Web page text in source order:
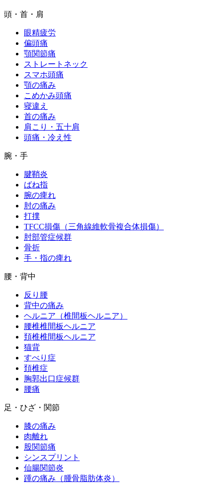
頭・首・肩
眼精疲労
偏頭痛
顎関節痛
ストレートネック
スマホ頭痛
顎の痛み
こめかみ頭痛
寝違え
首の痛み
肩こり・五十肩
頭痛・冷え性
腕・手
腱鞘炎
ばね指
腕の痺れ
肘の痛み
打撲
TFCC損傷（三角線維軟骨複合体損傷）
肘部管症候群
骨折
手・指の痺れ
腰・背中
反り腰
背中の痛み
ヘルニア（椎間板ヘルニア）
腰椎椎間板ヘルニア
頚椎椎間板ヘルニア
猫背
すべり症
頚椎症
胸郭出口症候群
腰痛
足・ひざ・関節
膝の痛み
肉離れ
股関節痛
シンスプリント
仙腸関節炎
踵の痛み（腫骨脂肪体炎）